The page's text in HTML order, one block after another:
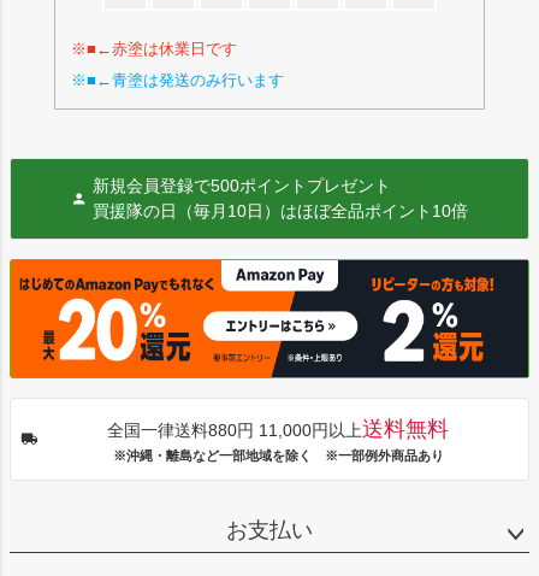
※■←赤塗は休業日です
※■←青塗は発送のみ行います
新規会員登録で500ポイントプレゼント
買援隊の日（毎月10日）はほぼ全品ポイント10倍
全国一律送料880円 11,000円以上送料無料
※沖縄・離島など一部地域を除く ※一部例外商品あり
お支払い